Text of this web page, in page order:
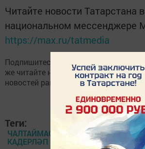
Читайте новости Татарстана в
национальном мессенджере
https://max.ru/tatmedia
Подпишитесь на Telegram- канал
же читайте нас в
«Дзен»и всегда
новостей района!
Теги:
ЧАЛТАЙМАС ХАЛКЫ АВЫЛДАГЫ
КАДЕРЛӘП КАРАП ТОРА